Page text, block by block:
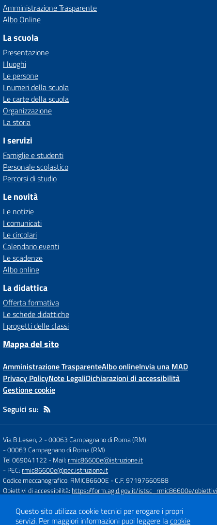
Amministrazione Trasparente
Albo Online
La scuola
Presentazione
I luoghi
Le persone
I numeri della scuola
Le carte della scuola
Organizzazione
La storia
I servizi
Famiglie e studenti
Personale scolastico
Percorsi di studio
Le novità
Le notizie
I comunicati
Le circolari
Calendario eventi
Le scadenze
Albo online
La didattica
Offerta formativa
Le schede didattiche
I progetti delle classi
Mappa del sito
Amministrazione TrasparenteAlbo onlineInvia una MAD
Privacy PolicyNote LegaliDichiarazioni di accessibilità
Gestione cookie
Seguici su:
Via B.Lesen, 2 - 00063 Campagnano di Roma (RM)
-00063 Campagnano di Roma (RM)
Tel 069041122 - Mail: rmic86600e@istruzione.it
- PEC: rmic86600e@pec.istruzione.it
Codice meccanografico: RMIC86600E - C.F. 97197660588
Obiettivi di accessibilità: https://form.agid.gov.it/istsc_rmic86600e/obiettivi
Concept & Design by
Designers Italia
Questo sito utilizza cookie tecnici per erogare i propri
servizi. Per maggiori informazioni puoi leggere lacookie